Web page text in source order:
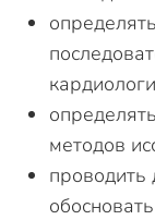
методов